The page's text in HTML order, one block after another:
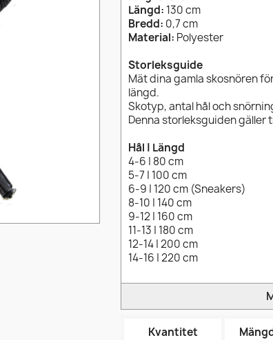
Längd: 130 cm
Bredd: 0,7 cm
Material: Polyester
Storleksguide
Mät dina gamla skosnören
längd.
Skotyp, antal hål och
Denna storleksguiden gäller
Hål | Längd
4-6 | 80 cm
5-7 | 100 cm
6-9 | 120 cm (Sneakers)
8-10 | 140 cm
9-12 | 160 cm
11-13 | 180 cm
12-14 | 200 cm
14-16 | 220 cm
Kvantitet